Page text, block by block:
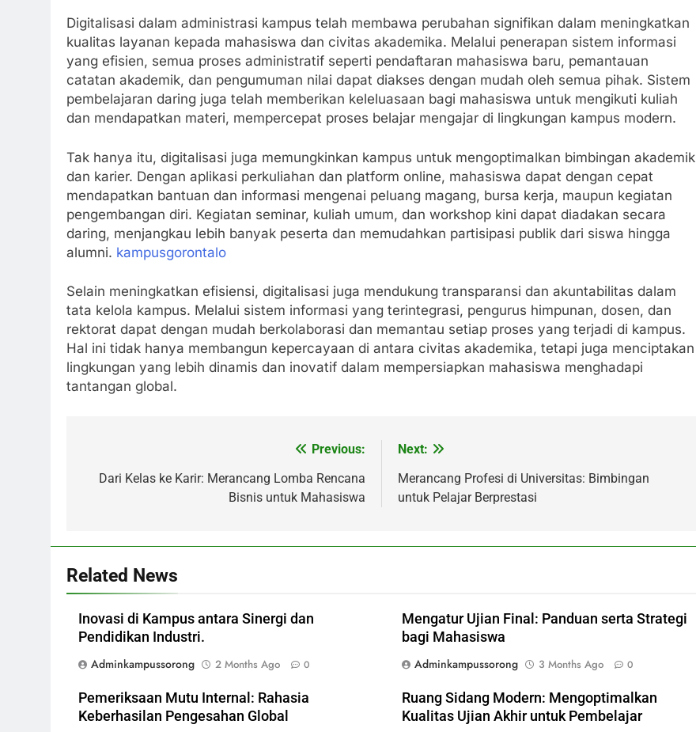
Digitalisasi dalam administrasi kampus telah membawa perubahan signifikan dalam meningkatkan
kualitas layanan kepada mahasiswa dan civitas akademika. Melalui penerapan sistem informasi
yang efisien, semua proses administratif seperti pendaftaran mahasiswa baru, pemantauan
catatan akademik, dan pengumuman nilai dapat diakses dengan mudah oleh semua pihak. Sistem
pembelajaran daring juga telah memberikan keleluasaan bagi mahasiswa untuk mengikuti kuliah
dan mendapatkan materi, mempercepat proses belajar mengajar di lingkungan kampus modern.
Tak hanya itu, digitalisasi juga memungkinkan kampus untuk mengoptimalkan bimbingan akademik
dan karier. Dengan aplikasi perkuliahan dan platform online, mahasiswa dapat dengan cepat
mendapatkan bantuan dan informasi mengenai peluang magang, bursa kerja, maupun kegiatan
pengembangan diri. Kegiatan seminar, kuliah umum, dan workshop kini dapat diadakan secara
daring, menjangkau lebih banyak peserta dan memudahkan partisipasi publik dari siswa hingga
alumni. kampusgorontalo
Selain meningkatkan efisiensi, digitalisasi juga mendukung transparansi dan akuntabilitas dalam
tata kelola kampus. Melalui sistem informasi yang terintegrasi, pengurus himpunan, dosen, dan
rektorat dapat dengan mudah berkolaborasi dan memantau setiap proses yang terjadi di kampus.
Hal ini tidak hanya membangun kepercayaan di antara civitas akademika, tetapi juga menciptakan
lingkungan yang lebih dinamis dan inovatif dalam mempersiapkan mahasiswa menghadapi
tantangan global.
navigation
Previous:
Dari Kelas ke Karir: Merancang Lomba Rencana
Bisnis untuk Mahasiswa
Next:
Merancang Profesi di Universitas: Bimbingan
untuk Pelajar Berprestasi
Related News
Inovasi di Kampus antara Sinergi dan
Pendidikan Industri.
Adminkampussorong
2 Months Ago 0
Mengatur Ujian Final: Panduan serta Strategi
bagi Mahasiswa
Adminkampussorong
3 Months Ago 0
Pemeriksaan Mutu Internal: Rahasia
Keberhasilan Pengesahan Global
Ruang Sidang Modern: Mengoptimalkan
Kualitas Ujian Akhir untuk Pembelajar